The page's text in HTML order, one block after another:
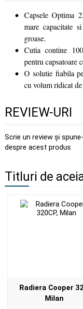
Capsele Optima
mare capacitate
groase.
Cutia contine
pentru capsatoare
O solutie fiabila
cu volum ridicat
REVIEW-URI
Scrie un review și
despre acest produs
Titluri de
Radiera Cooper
Milan